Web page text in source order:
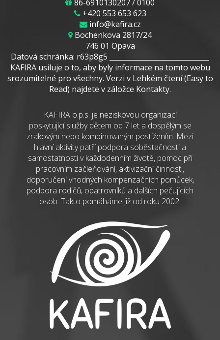
86-6910130207 / 0100
+420 553 653 623
info@kafira.cz
Bochenkova 2817/24
746 01 Opava
Datová schránka: r63p8g5 _____________________________
KAFIRA usiluje o to, aby byly informace na tomto webu
srozumitelné pro všechny. Verzi v Lehkém čtení (Easy to
Read) najdete v záložce Kontakty.
KAFIRA o.p.s. je neziskovou organizací
poskytující služby dětem od 7 let a dospělým se
zrakovým nebo kombinovaným postižením. Mezi
hlavní aktivity patří podpora soběstačnosti a
samostatnosti v každodenním životě, pomoc při
pracovním začleňování, aktivizační činnosti,
doporučení vhodných kompenzačních pomůcek,
podpora rodičů, opatrovníků a dalších pečujících
osob. Takto pomáháme již od roku 2002.